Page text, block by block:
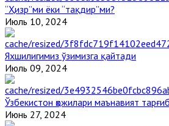
“Ҳизр”ми ёки “тақдир”ми?
Июль 10, 2024
Яхшилигимиз ўзимизга қайтади
Июль 09, 2024
Ўзбекистон ҳожилари маънавият
Июнь 27, 2024